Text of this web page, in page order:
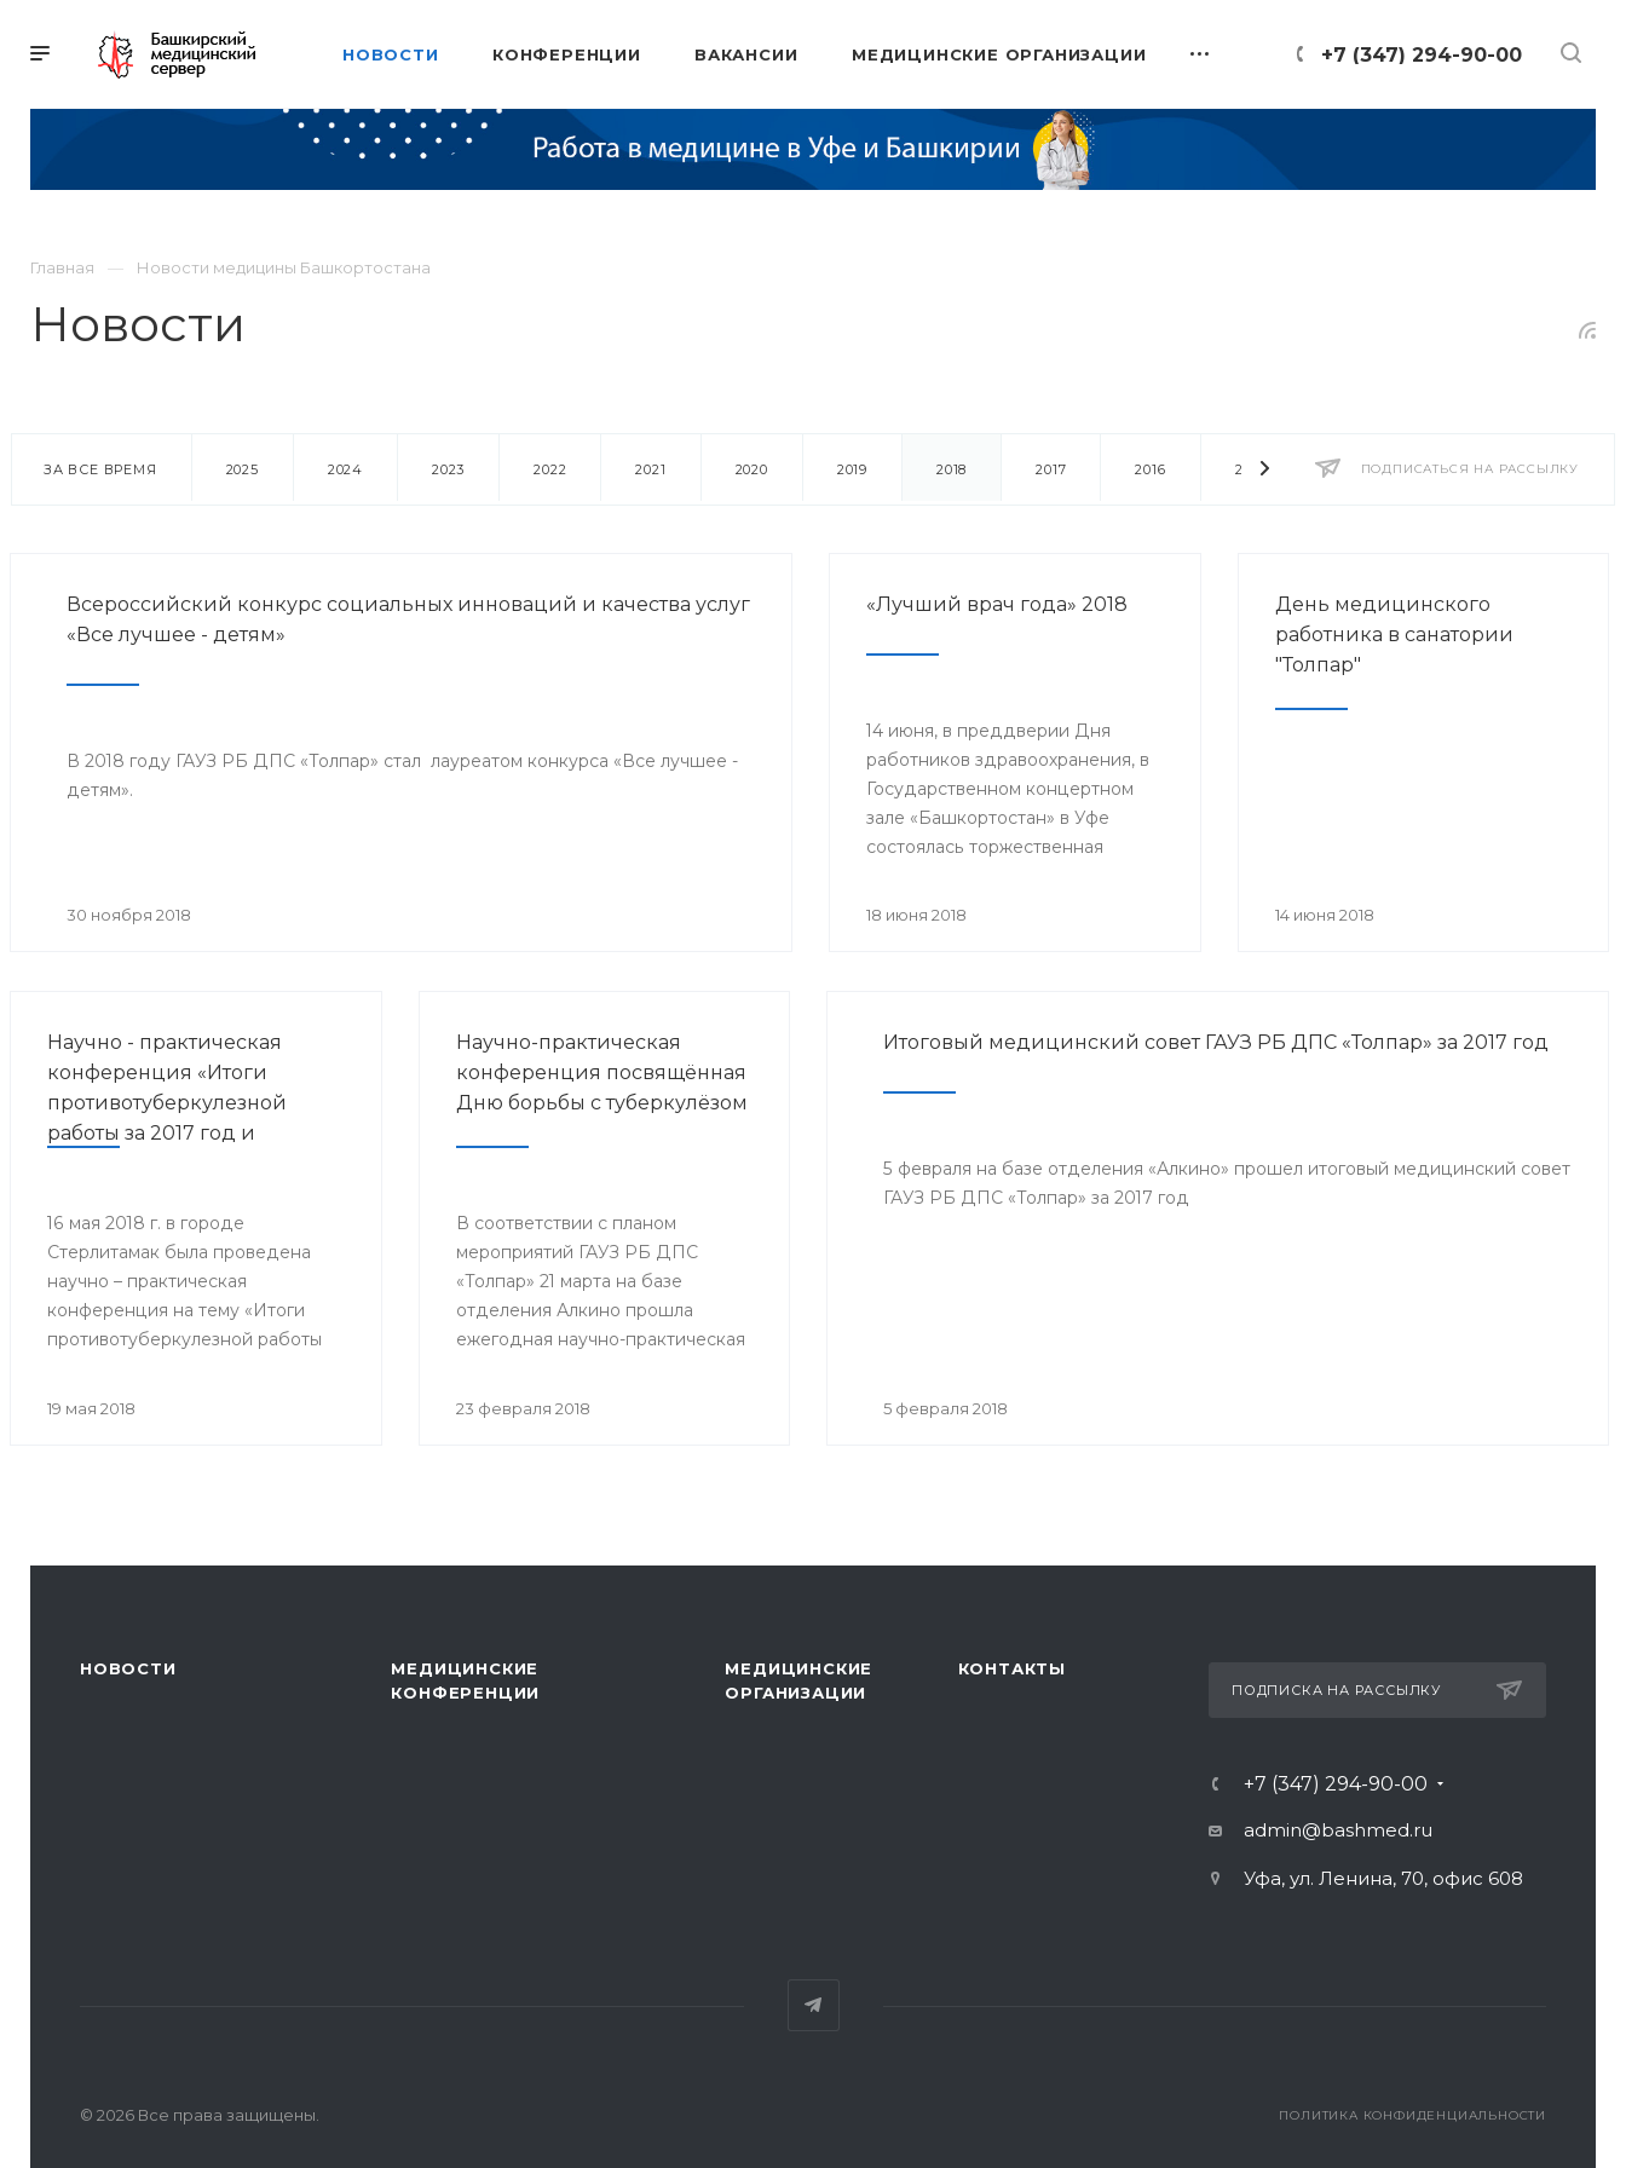
+7 (347) 294-90-00
НОВОСТИ КОНФЕРЕНЦИИ ВАКАНСИИ МЕДИЦИНСКИЕ ОРГАНИЗАЦИИ
Главная Новости медицины Башкортостана
Новости
ПОДПИСАТЬСЯ НА РАССЫЛКУ
ЗА ВСЕ ВРЕМЯ 2025 2024 2023 2022 2021 2020 2019 2018 2017 2016 2014 2013 2012 2011
Всероссийский конкурс социальных инноваций и качества услуг
«Все лучшее - детям»
В 2018 году ГАУЗ РБ ДПС «Толпар» стал лауреатом конкурса «Все лучшее -
детям».
30 ноября 2018
«Лучший врач года» 2018
14 июня, в преддверии Дня
работников здравоохранения, в
Государственном концертном
зале «Башкортостан» в Уфе
состоялась торжественная
победителей республиканского
18 июня 2018
День медицинского
работника в санатории
"Толпар"
14 июня 2018
Научно - практическая
конференция «Итоги
противотуберкулезной
работы за 2017 год и
противотуберкулезной
помощи населению
Республики Башкортостан»
16 мая 2018 г. в городе
Стерлитамак была проведена
научно – практическая
конференция на тему «Итоги
противотуберкулезной работы
19 мая 2018
Научно-практическая
конференция посвящённая
Дню борьбы с туберкулёзом
В соответствии с планом
мероприятий ГАУЗ РБ ДПС
«Толпар» 21 марта на базе
отделения Алкино прошла
ежегодная научно-практическая
Всемирному дню борьбы с
23 февраля 2018
Итоговый медицинский совет ГАУЗ РБ ДПС «Толпар» за 2017 год
5 февраля на базе отделения «Алкино» прошел итоговый медицинский совет
ГАУЗ РБ ДПС «Толпар» за 2017 год
5 февраля 2018
НОВОСТИ
МЕДИЦИНСКИЕ
КОНФЕРЕНЦИИ
МЕДИЦИНСКИЕ
ОРГАНИЗАЦИИ
КОНТАКТЫ
ПОДПИСКА НА РАССЫЛКУ
+7 (347) 294-90-00
admin@bashmed.ru
Уфа, ул. Ленина, 70, офис 608
ПОЛИТИКА КОНФИДЕНЦИАЛЬНОСТИ
© 2026 Все права защищены.